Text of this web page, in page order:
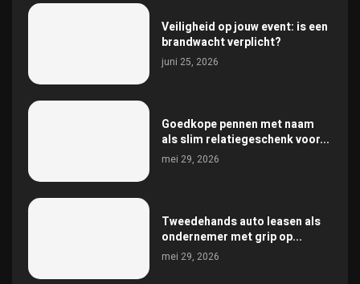
Veiligheid op jouw event: is een
brandwacht verplicht?
juni 25, 2026
Goedkope pennen met naam
als slim relatiegeschenk voor...
mei 29, 2026
Tweedehands auto leasen als
ondernemer met grip op...
mei 29, 2026